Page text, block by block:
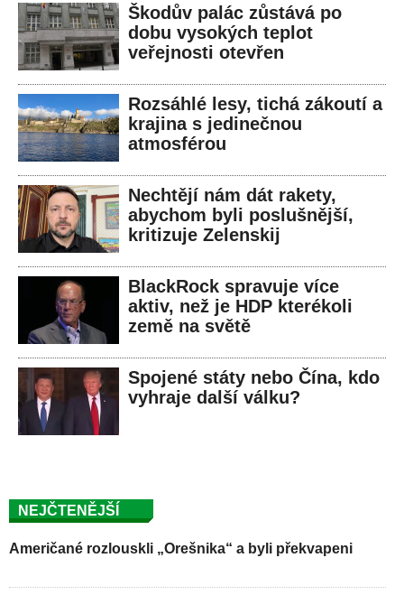
Škodův palác zůstává po
dobu vysokých teplot
veřejnosti otevřen
Rozsáhlé lesy, tichá zákoutí a
krajina s jedinečnou
atmosférou
Nechtějí nám dát rakety,
abychom byli poslušnější,
kritizuje Zelenskij
BlackRock spravuje více
aktiv, než je HDP kterékoli
země na světě
Spojené státy nebo Čína, kdo
vyhraje další válku?
NEJČTENĚJŠÍ
Američané rozlouskli „Orešnika“ a byli překvapeni